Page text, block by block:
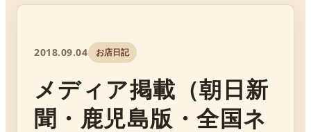
2018.09.04 お店日記
メディア掲載（朝日新
聞・鹿児島版・全国ネ